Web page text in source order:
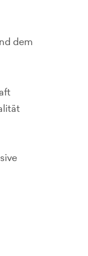
dem